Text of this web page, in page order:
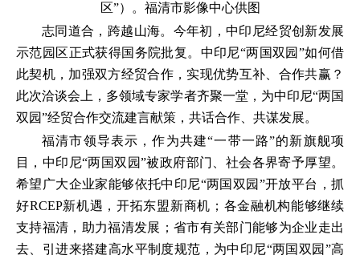
区”）。福清市影像中心供图
志同道合，跨越山海。今年初，中印尼经贸创新发展
示范园区正式获得国务院批复。中印尼“两国双园”如何借
此契机，加强双方经贸合作，实现优势互补、合作共赢？
此次洽谈会上，多领域专家学者齐聚一堂，为中印尼“两国
双园”经贸合作交流建言献策，共话合作、共谋发展。
福清市领导表示，作为共建“一带一路”的新旗舰项
目，中印尼“两国双园”被政府部门、社会各界寄予厚望。
希望广大企业家能够依托中印尼“两国双园”开放平台，抓
好RCEP新机遇，开拓东盟新商机；各金融机构能够继续
支持福清，助力福清发展；省市有关部门能够为企业走出
去、引进来搭建高水平制度规范，为中印尼“两国双园”高